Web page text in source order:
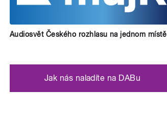
Audiosvět Českého rozhlasu na jednom místě
Jak nás naladíte na DABu